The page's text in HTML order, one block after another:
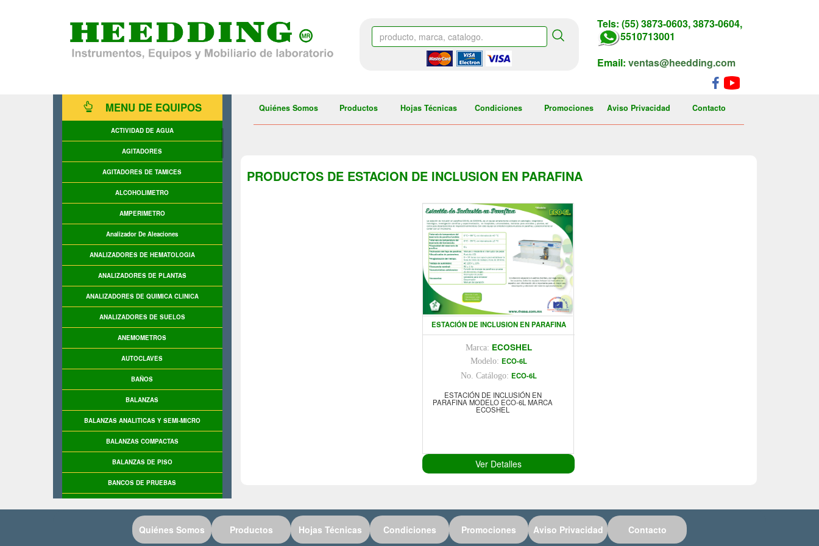
Tels: (55) 3873-0603, 3873-0604,
5510713001
Email: ventas@heedding.com
MENU DE EQUIPOS
ACTIVIDAD DE AGUA
AGITADORES
AGITADORES DE TAMICES
ALCOHOLIMETRO
AMPERIMETRO
Analizador De Aleaciones
ANALIZADORES DE HEMATOLOGIA
ANALIZADORES DE PLANTAS
ANALIZADORES DE QUIMICA CLINICA
ANALIZADORES DE SUELOS
ANEMOMETROS
AUTOCLAVES
BAÑOS
BALANZAS
BALANZAS ANALITICAS Y SEMI-MICRO
BALANZAS COMPACTAS
BALANZAS DE PISO
BANCOS DE PRUEBAS
BASCULAS INDUSTRIALES
Quiénes Somos Productos Hojas Técnicas Condiciones Promociones Aviso Privacidad Contacto
PRODUCTOS DE ESTACION DE INCLUSION EN PARAFINA
ESTACIÓN DE INCLUSION EN PARAFINA
Marca: ECOSHEL
Modelo:ECO-6L
No. Catálogo:ECO-6L
ESTACIÓN DE INCLUSIÓN EN
PARAFINA MODELO ECO-6L MARCA
ECOSHEL
Ver Detalles
Quiénes Somos Productos Hojas Técnicas Condiciones Promociones Aviso Privacidad Contacto